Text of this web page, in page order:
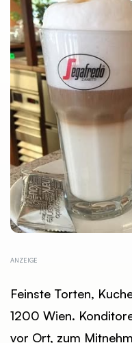
Feinste Torten,
1200 Wien.
vor Ort, zum